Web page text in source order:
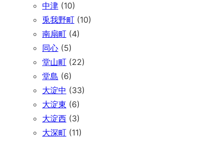
中津 (10)
兎我野町 (10)
南扇町 (4)
同心 (5)
堂山町 (22)
堂島 (6)
大淀中 (33)
大淀東 (6)
大淀西 (3)
大深町 (11)